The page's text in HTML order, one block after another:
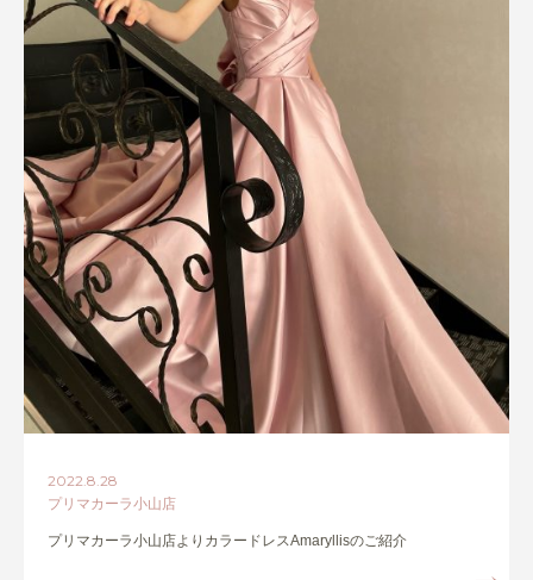
2022.8.28
プリマカーラ小山店
プリマカーラ小山店よりカラードレスAmaryllisのご紹介